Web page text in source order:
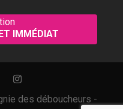
IMMÉDIAT
des déboucheurs -